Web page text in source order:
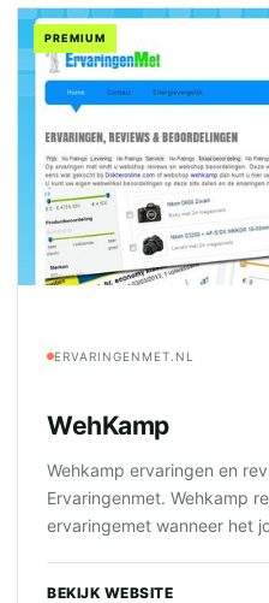
PREMIUM
ERVARINGENMET.NL
WehKamp
Wehkamp ervaringen en
Ervaringenmet. Wehkamp
ervaringemet wanneer het
BEKIJK WEBSITE